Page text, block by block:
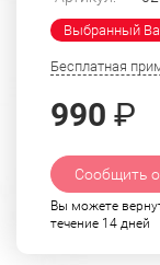
Выбранный
Бесплатная
990 ₽
Сообщить
Вы можете
течение 14 дней